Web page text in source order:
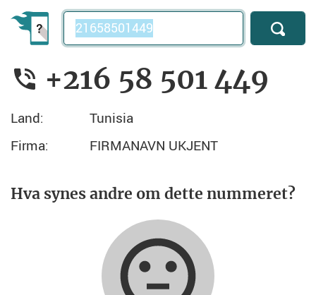
Telefonnummer
+216 58 501 449
Land:
Tunisia
Firma:
FIRMANAVN UKJENT
Hva synes andre om dette nummeret?